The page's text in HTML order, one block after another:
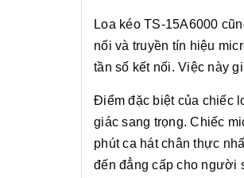
Loa kéo TS-15A6000
nối và truyền tín hiệu
tần số kết nối. Việc này
Điểm đặc biệt của chiếc
giác sang trọng. Chiếc
phút ca hát chân thực
đến đẳng cấp cho người